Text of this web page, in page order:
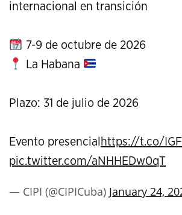
internacional en transición
7-9 de octubre de 2026
La Habana
Plazo: 31 de julio de 2026
Evento presencial https://t.co/
pic.twitter.com/aNHHEDw0qT
— CIPI (@CIPICuba) January 24,